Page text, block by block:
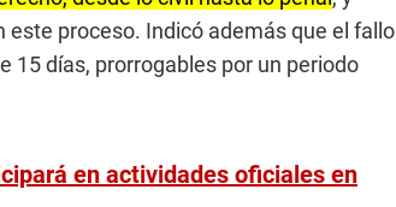
este proceso. Indicó además que el fallo
15 días, prorrogables por un periodo
en actividades oficiales en